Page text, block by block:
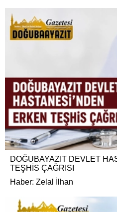
DOĞUBAYAZIT DEVLET
TEŞHİS ÇAĞRISI
Haber: Zelal İlhan